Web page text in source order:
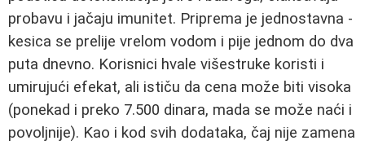
probavu i jačaju imunitet. Priprema je jednostavna -
kesica se prelije vrelom vodom i pije jednom do dva
puta dnevno. Korisnici hvale višestruke koristi i
umirujući efekat, ali ističu da cena može biti visoka
(ponekad i preko 7.500 dinara, mada se može naći i
povoljnije). Kao i kod svih dodataka, čaj nije zamena